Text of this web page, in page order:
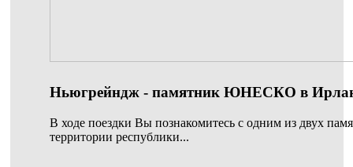
Ньюгрейндж - памятник ЮНЕСКО в
В ходе поездки Вы познакомитесь с одним из двух
территории республики...